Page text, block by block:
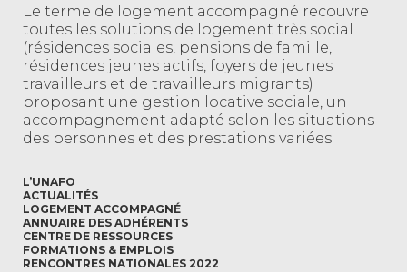
Le terme de logement accompagné recouvre
toutes les solutions de logement très social
(résidences sociales, pensions de famille,
résidences jeunes actifs, foyers de jeunes
travailleurs et de travailleurs migrants)
proposant une gestion locative sociale, un
accompagnement adapté selon les situations
des personnes et des prestations variées.
L’UNAFO
ACTUALITÉS
LOGEMENT ACCOMPAGNÉ
ANNUAIRE DES ADHÉRENTS
CENTRE DE RESSOURCES
FORMATIONS & EMPLOIS
RENCONTRES NATIONALES 2022